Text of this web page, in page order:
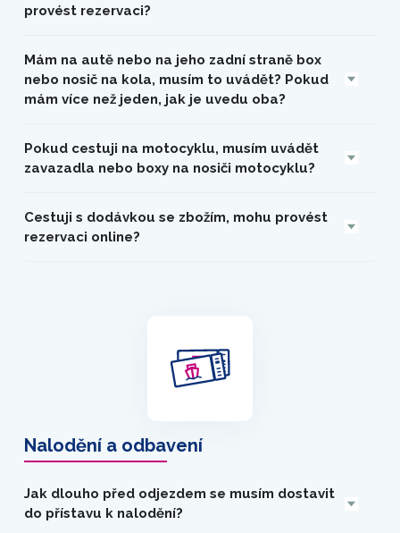
provést rezervaci?
Mám na autě nebo na jeho zadní straně box
nebo nosič na kola, musím to uvádět? Pokud
mám více než jeden, jak je uvedu oba?
Pokud cestuji na motocyklu, musím uvádět
zavazadla nebo boxy na nosiči motocyklu?
Cestuji s dodávkou se zbožím, mohu provést
rezervaci online?
Nalodění a odbavení
Jak dlouho před odjezdem se musím dostavit
do přístavu k nalodění?